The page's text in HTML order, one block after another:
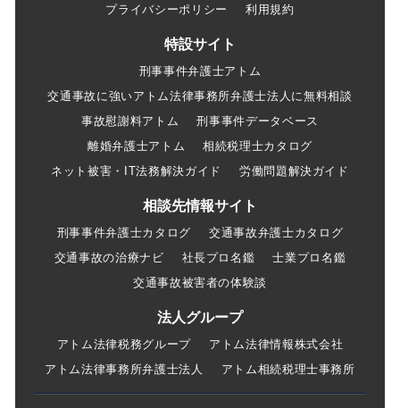
プライバシーポリシー 利用規約
特設サイト
刑事事件弁護士アトム
交通事故に強いアトム法律事務所弁護士法人に無料相談
事故慰謝料アトム
刑事事件データベース
離婚弁護士アトム
相続税理士カタログ
ネット被害・IT法務解決ガイド
労働問題解決ガイド
相談先情報サイト
刑事事件弁護士カタログ
交通事故弁護士カタログ
交通事故の治療ナビ
社長プロ名鑑
士業プロ名鑑
交通事故被害者の体験談
法人グループ
アトム法律税務グループ
アトム法律情報株式会社
アトム法律事務所弁護士法人
アトム相続税理士事務所